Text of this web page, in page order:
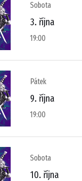
Sobota
3. října
19:00
Pátek
9. října
19:00
Sobota
10. října